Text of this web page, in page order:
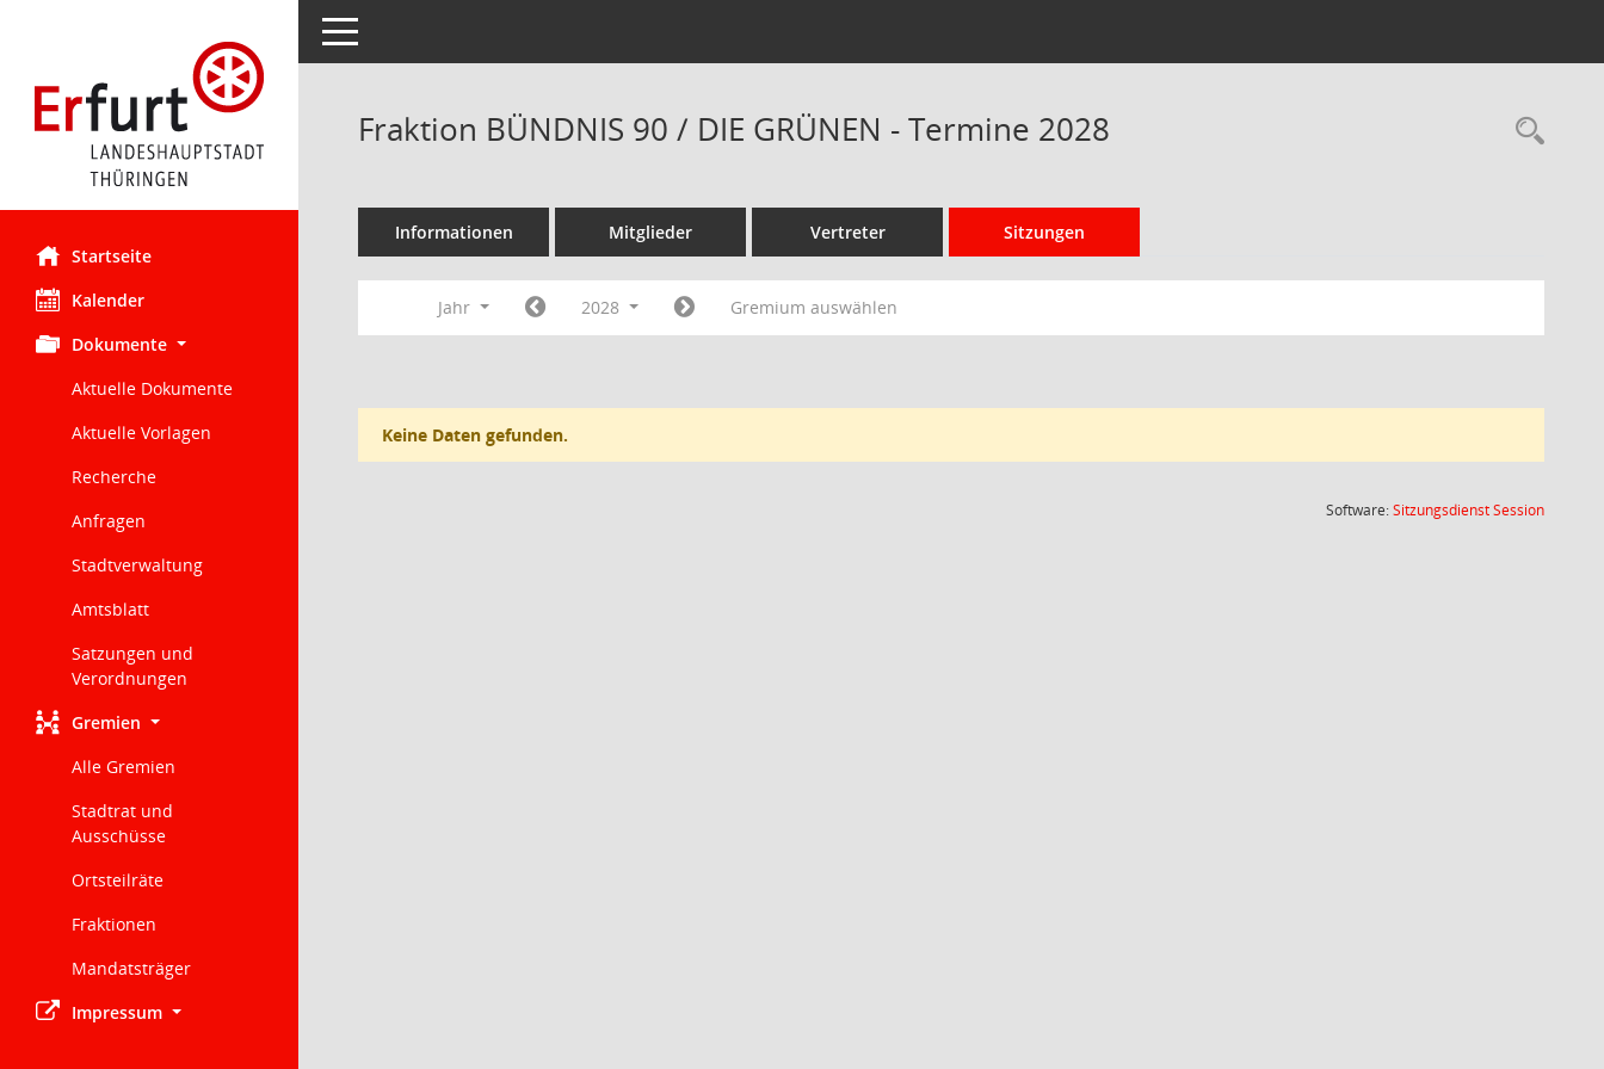
Startseite
Kalender
Dokumente
Aktuelle Dokumente
Aktuelle Vorlagen
Recherche
Anfragen
Stadtverwaltung
Amtsblatt
Satzungen und
Verordnungen
Gremien
Alle Gremien
Stadtrat und
Ausschüsse
Ortsteilräte
Fraktionen
Mandatsträger
Impressum
Toggle navigation
Fraktion BÜNDNIS 90 / DIE GRÜNEN - Termine 2028
Informationen Mitglieder Vertreter Sitzungen
Jahr 2028 Gremium auswählen
Keine Daten gefunden.
Software:SitzungsdienstSession(Wird in